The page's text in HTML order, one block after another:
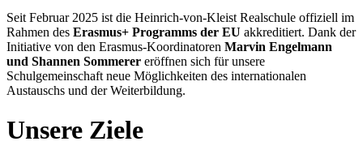
Seit Februar 2025 ist die Heinrich-von-Kleist Realschule offiziell im
Rahmen des Erasmus+ Programms der EU akkreditiert. Dank der
Initiative von den Erasmus-Koordinatoren Marvin Engelmann
und Shannen Sommerer eröffnen sich für unsere
Schulgemeinschaft neue Möglichkeiten des internationalen
Austauschs und der Weiterbildung.
Unsere Ziele